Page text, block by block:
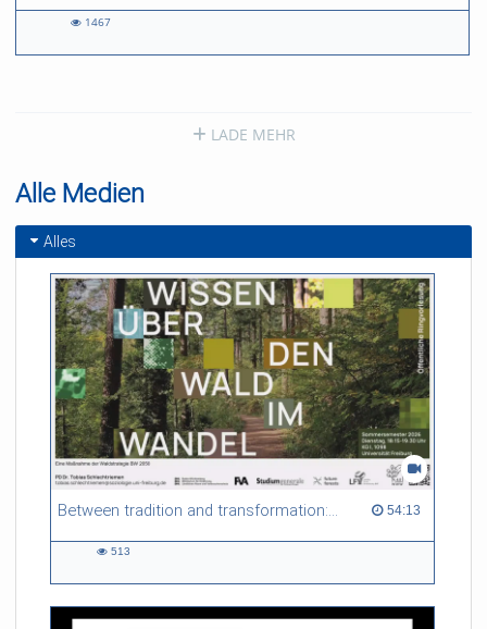
1467
views
LADE MEHR
Alle Medien
Alles
Between tradition and transformation: how owners, advisers and institutions co-create knowledge for resilient forests in Europe 54:13
54:13 duration
513